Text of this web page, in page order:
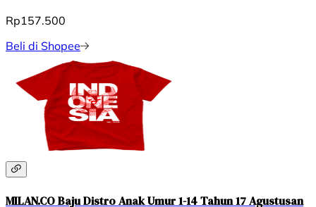
Rp157.500
Beli di Shopee
MILAN.CO Baju Distro Anak Umur 1-14 Tahun 17 Agustusan